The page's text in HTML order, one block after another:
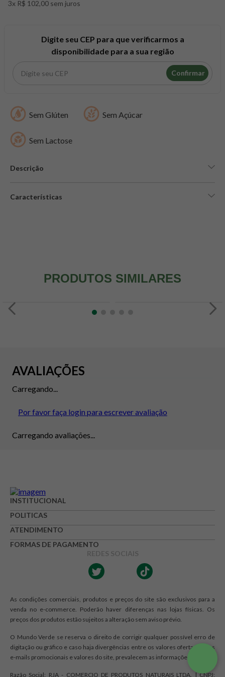
3x R$ 102,00 sem juros
Digite seu CEP para que verificarmos a
disponibilidade para a sua região
Confirmar
Sem Glúten Sem Açúcar
Sem Lactose
Descrição
Características
PRODUTOS SIMILARES
AVALIAÇÕES
Carregando...
Por favor faça login para escrever avaliação
Carregando avaliações...
INSTITUCIONAL
POLITICAS
ATENDIMENTO
FORMAS DE PAGAMENTO
REDES SOCIAIS
As condições comerciais, produtos e preços do site são exclusivos para a
venda no e-commerce. Poderão haver diferenças nas lojas físicas. Os
preços dos produtos estão sujeitos a alteração sem aviso prévio.
O Mundo Verde se reserva o direito de corrigir qualquer possível erro de
digitação ou gráfico e caso haja divergências entre os valores ofertados nos
e-mails promocionais e valores do site, prevalecem as informações do site.
Razão Social: RJA - COMERCIO DE PRODUTOS NATURAIS LTDA. | CNPJ:
8º snack proteico mundo verde